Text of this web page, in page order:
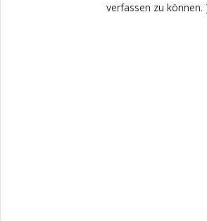
verfassen zu können.